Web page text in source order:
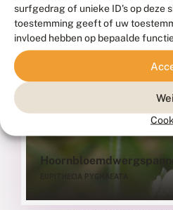
surfgedrag of unieke ID's op deze
toestemming geeft of uw
invloed hebben op bepaalde
EUPITHECIA PYGMAEATA